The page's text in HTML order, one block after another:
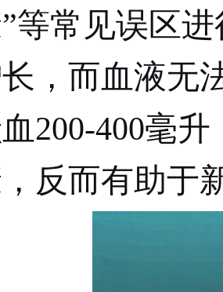
等常见误区
，而血液无
200-400毫升
反而有助于